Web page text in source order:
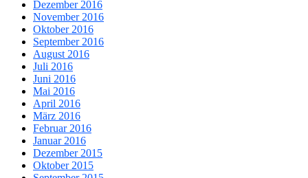
Dezember 2016
November 2016
Oktober 2016
September 2016
August 2016
Juli 2016
Juni 2016
Mai 2016
April 2016
März 2016
Februar 2016
Januar 2016
Dezember 2015
Oktober 2015